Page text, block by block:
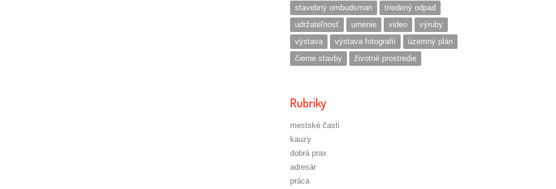
stavebný ombudsman
triedený odpad
udržateľnosť
umenie video
výruby
výstava
výstava fotografií
územný plán
čierne stavby
životné prostredie
Rubriky
mestské časti
kauzy
dobrá prax
adresár
práca